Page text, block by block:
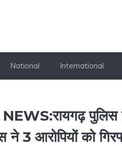
National International
पुलिस
ने 3 आरोपियों को